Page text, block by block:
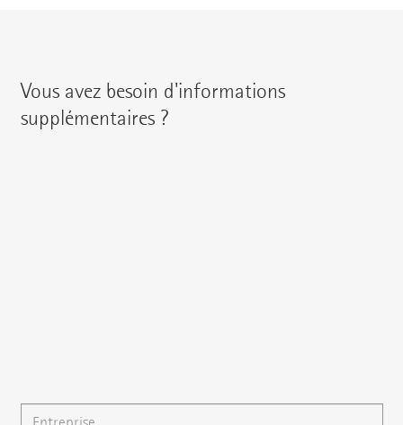
Vous avez besoin d'informations
supplémentaires ?